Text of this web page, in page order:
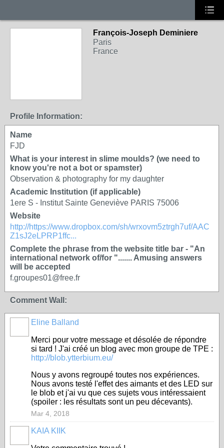
François-Joseph Deminiere
Paris
France
Profile Information:
Name
FJD
What is your interest in slime moulds? (we need to
know you're not a bot or spamster)
Observation & photography for my daughter
Academic Institution (if applicable)
1ere S - Institut Sainte Geneviève PARIS 75006
Website
http://https://www.dropbox.com/sh/wrxovm5ztrgh7uf/AAC
Z1sJ2eLPRP1ffc...
Complete the phrase from the website title bar - "An
international network of/for "....... Amusing answers
will be accepted
f.groupes01@free.fr
Comment Wall:
Eline Balland
Merci pour votre message et désolée de répondre
si tard ! J'ai créé un blog avec mon groupe de TPE :
http://blob.ytterbium.eu/
Nous y avons regroupé toutes nos expériences.
Nous avons testé l'effet des aimants et des LED sur
le blob et j'ai vu que ces sujets vous intéressaient
(spoiler : les résultats sont un peu décevants).
Mar 4, 2018
KAIA KIIK